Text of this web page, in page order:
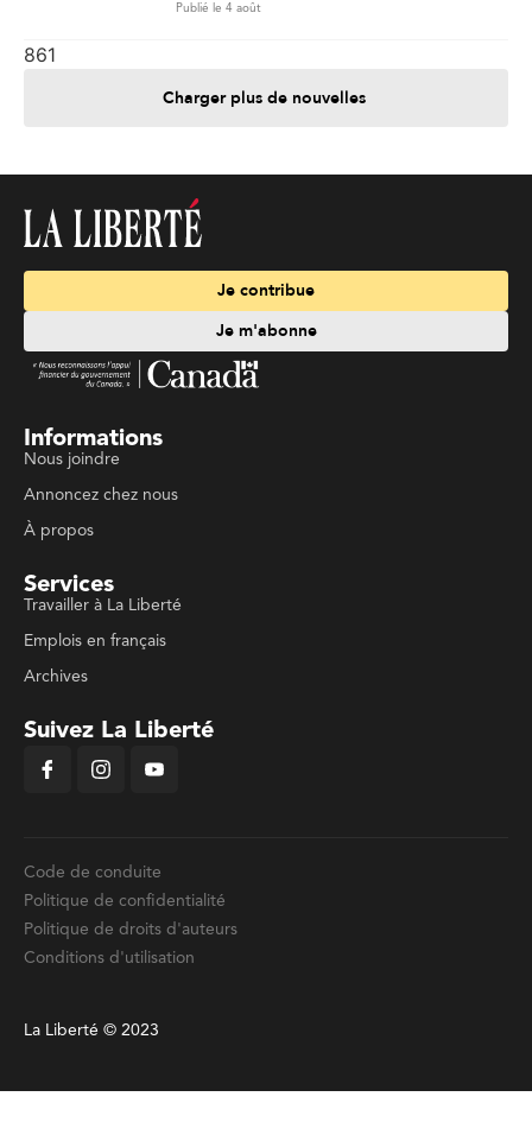
Publié le 4 août
861
Charger plus de nouvelles
Je contribue
Je m'abonne
Informations
Nous joindre
Annoncez chez nous
À propos
Services
Travailler à La Liberté
Emplois en français
Archives
Suivez La Liberté
Code de conduite
Politique de confidentialité
Politique de droits d'auteurs
Conditions d'utilisation
La Liberté © 2023